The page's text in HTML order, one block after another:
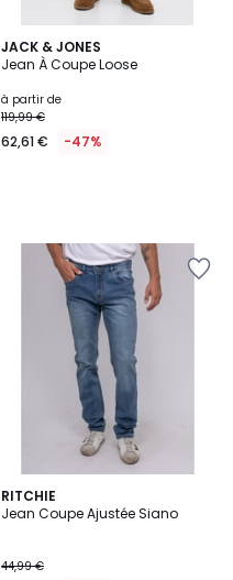
JACK & JONES
Jean À Coupe Loose
à partir de
119,99 €
62,61 € -47%
RITCHIE
Jean Coupe Ajustée Siano
44,99 €
2
Couleurs